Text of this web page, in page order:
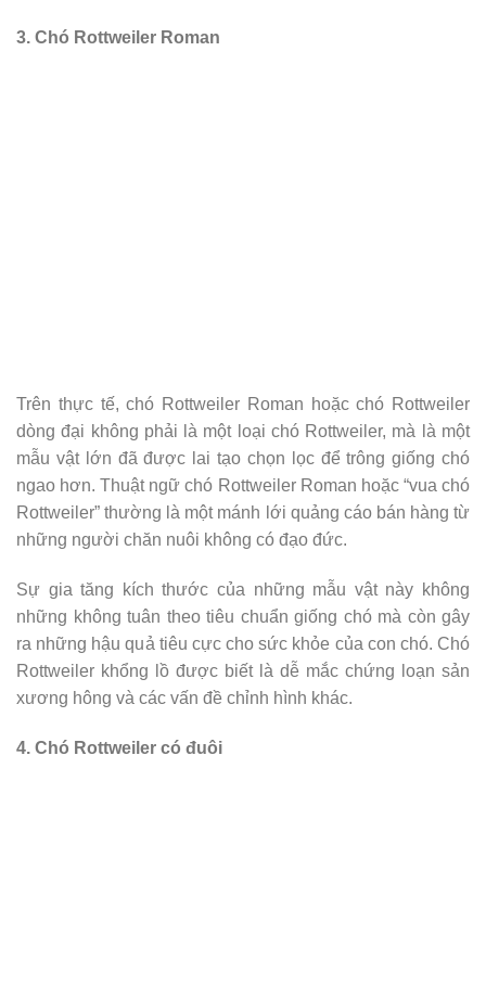
3. Chó Rottweiler Roman
Trên thực tế, chó Rottweiler Roman hoặc chó Rottweiler
dòng đại không phải là một loại chó Rottweiler, mà là một
mẫu vật lớn đã được lai tạo chọn lọc để trông giống chó
ngao hơn. Thuật ngữ chó Rottweiler Roman hoặc “vua chó
Rottweiler” thường là một mánh lới quảng cáo bán hàng từ
những người chăn nuôi không có đạo đức.
Sự gia tăng kích thước của những mẫu vật này không
những không tuân theo tiêu chuẩn giống chó mà còn gây
ra những hậu quả tiêu cực cho sức khỏe của con chó. Chó
Rottweiler khổng lồ được biết là dễ mắc chứng loạn sản
xương hông và các vấn đề chỉnh hình khác.
4. Chó Rottweiler có đuôi